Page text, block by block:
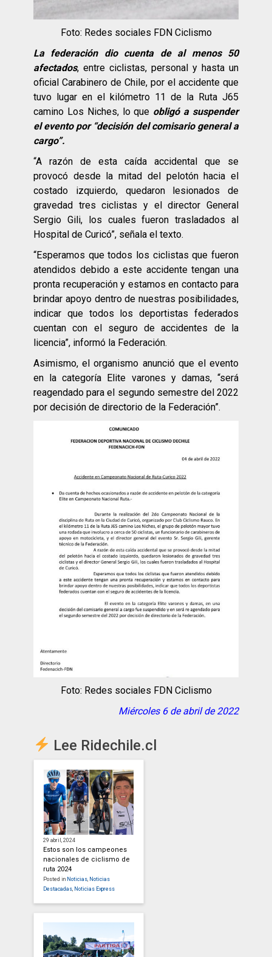
Foto: Redes sociales FDN Ciclismo
La federación dio cuenta de al menos 50
afectados, entre ciclistas, personal y hasta un
oficial Carabinero de Chile, por el accidente que
tuvo lugar en el kilómetro 11 de la Ruta J65
camino Los Niches, lo que obligó a suspender
el evento por “decisión del comisario general a
cargo”.
“A razón de esta caída accidental que se
provocó desde la mitad del pelotón hacia el
costado izquierdo, quedaron lesionados de
gravedad tres ciclistas y el director General
Sergio Gili, los cuales fueron trasladados al
Hospital de Curicó”, señala el texto.
“Esperamos que todos los ciclistas que fueron
atendidos debido a este accidente tengan una
pronta recuperación y estamos en contacto para
brindar apoyo dentro de nuestras posibilidades,
indicar que todos los deportistas federados
cuentan con el seguro de accidentes de la
licencia”, informó la Federación.
Asimismo, el organismo anunció que el evento
en la categoría Elite varones y damas, “será
reagendado para el segundo semestre del 2022
por decisión de directorio de la Federación”.
Foto: Redes sociales FDN Ciclismo
Miércoles 6 de abril de 2022
Lee Ridechile.cl
29 abril, 2024
Estos son los campeones
nacionales de ciclismo de
ruta 2024
Posted in Noticias Noticias
Destacadas Noticias Express